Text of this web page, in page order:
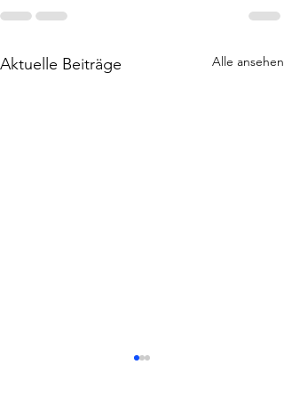
Aktuelle Beiträge Alle ansehen